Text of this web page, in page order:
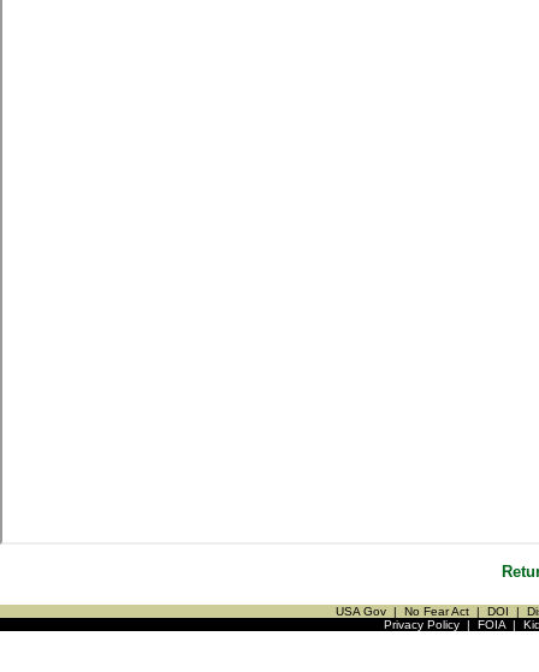
USA Gov | No Fear Act | DOI |
Privacy Policy| FOIA|